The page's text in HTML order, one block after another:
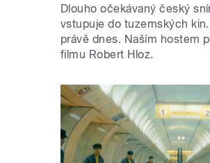
Dlouho očekávaný český
vstupuje do tuzemských
právě dnes. Naším hostem
filmu Robert Hloz.